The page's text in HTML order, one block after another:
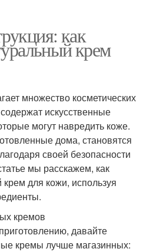
как
крем
множество косметических
искусственные
могут навредить коже.
дома, становятся
своей безопасности
мы расскажем, как
для кожи, используя
кремов
давайте
кремы лучше магазинных: